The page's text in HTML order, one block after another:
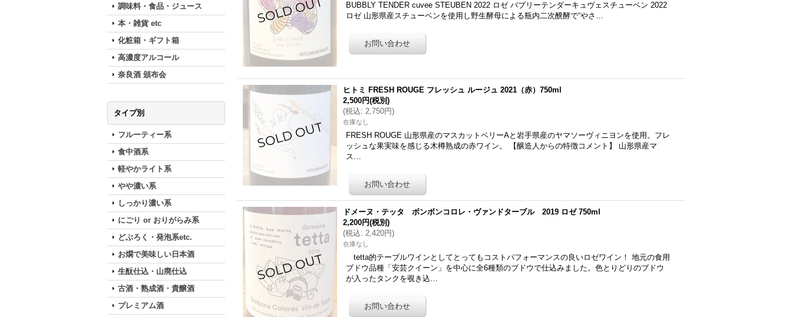
調味料・食品・ジュース
本・雑貨 etc
化粧箱・ギフト箱
高濃度アルコール
奈良酒 頒布会
タイプ別
フルーティー系
食中酒系
軽やかライト系
やや濃い系
しっかり濃い系
にごり or おりがらみ系
どぶろく・発泡系etc.
お燗で美味しい日本酒
生酛仕込・山廃仕込
古酒・熟成酒・貴醸酒
プレミアム酒
BUBBLY TENDER cuvee STEUBEN 2022 ロゼ バブリーテンダーキュヴェスチューベン 2022
ロゼ 山形県産スチューベンを使用し野生酵母による瓶内二次醗酵で“やさ…
ヒトミ FRESH ROUGE フレッシュ ルージュ 2021（赤）750ml
2,500円(税別)
(税込: 2,750円)
在庫なし
FRESH ROUGE 山形県産のマスカットベリーAと岩手県産のヤマソーヴィニヨンを使用。フレ
ッシュな果実味を感じる木樽熟成の赤ワイン。 【醸造人からの特徴コメント】 山形県産マ
ス…
ドメーヌ・テッタ ボンボンコロレ・ヴァンドターブル 2019 ロゼ 750ml
2,200円(税別)
(税込: 2,420円)
在庫なし
tetta的テーブルワインとしてとってもコストパフォーマンスの良いロゼワイン！ 地元の食用
ブドウ品種「安芸クイーン」を中心に全6種類のブドウで仕込みました。色とりどりのブドウ
が入ったタンクを覗き込…